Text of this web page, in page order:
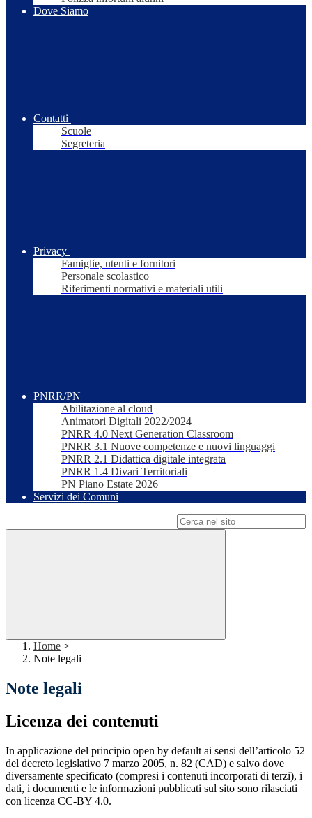
Dove Siamo
Contatti
Scuole
Segreteria
Privacy
Famiglie, utenti e fornitori
Personale scolastico
Riferimenti normativi e materiali utili
PNRR/PN
Abilitazione al cloud
Animatori Digitali 2022/2024
PNRR 4.0 Next Generation Classroom
PNRR 3.1 Nuove competenze e nuovi linguaggi
PNRR 2.1 Didattica digitale integrata
PNRR 1.4 Divari Territoriali
PN Piano Estate 2026
Servizi dei Comuni
Home >
Note legali
Note legali
Licenza dei contenuti
In applicazione del principio open by default ai sensi dell’articolo 52
del decreto legislativo 7 marzo 2005, n. 82 (CAD) e salvo dove
diversamente specificato (compresi i contenuti incorporati di terzi), i
dati, i documenti e le informazioni pubblicati sul sito sono rilasciati
con licenza CC-BY 4.0.